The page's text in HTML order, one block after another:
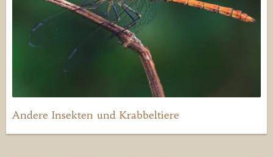
Andere Insekten und Krabbeltiere